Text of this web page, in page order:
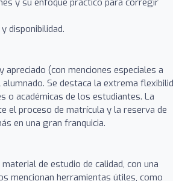
y su enfoque práctico para corregir
disponibilidad.
(con menciones especiales a
Se destaca la extrema
o académicas de los estudiantes. La
el proceso de matrícula y la reserva de
en una gran franquicia.
de estudio de calidad, con una
mencionan herramientas útiles, como